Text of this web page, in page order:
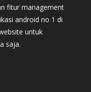
fitur management
android no 1 di
untuk
saja.